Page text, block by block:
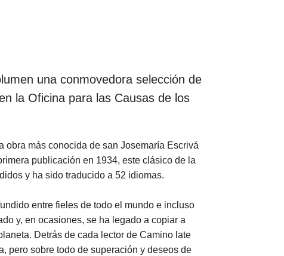
una conmovedora selección de
la Oficina para las Causas de los
más conocida de san Josemaría Escrivá
publicación en 1934, este clásico de la
y ha sido traducido a 52 idiomas.
entre fieles de todo el mundo e incluso
y, en ocasiones, se ha legado a copiar a
Detrás de cada lector de Camino late
pero sobre todo de superación y deseos de